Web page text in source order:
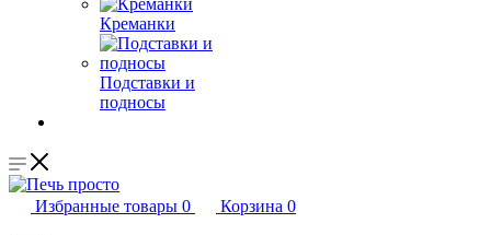
Креманки
Подставки и
подносы
Избранные товары 0 Корзина 0